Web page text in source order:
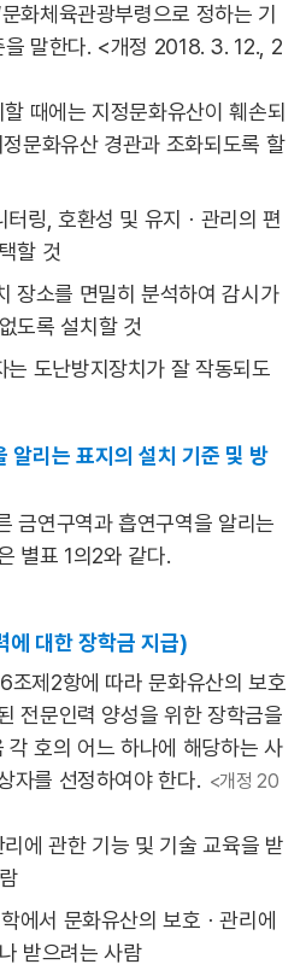
화체육관광부령으로 정하는 기
을 말한다. <개정 2018. 3. 12., 2
때에는 지정문화유산이 훼손되
문화유산 경관과 조화되도록 할
터링, 호환성 및 유지ㆍ관리의 편
할 것
장소를 면밀히 분석하여 감시가
도록 설치할 것
는 도난방지장치가 잘 작동되도
리는 표지의 설치 기준 및 방
금연구역과 흡연구역을 알리는
별표 1의2와 같다.
대한 장학금 지급)
제2항에 따라 문화유산의 보호
전문인력 양성을 위한 장학금을
각 호의 어느 하나에 해당하는 사
자를 선정하여야 한다. <개정 20
에 관한 기능 및 기술 교육을 받
에서 문화유산의 보호ㆍ관리에
받으려는 사람